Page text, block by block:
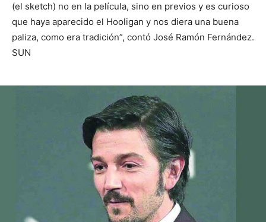
(el sketch) no en la película, sino en previos y es curioso
que haya aparecido el Hooligan y nos diera una buena
paliza, como era tradición”, contó José Ramón Fernández.
SUN